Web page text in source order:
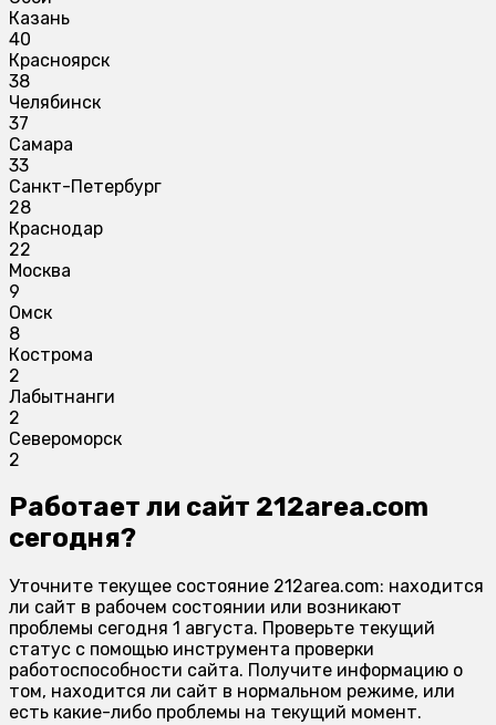
Казань
40
Красноярск
38
Челябинск
37
Самара
33
Санкт-Петербург
28
Краснодар
22
Москва
9
Омск
8
Кострома
2
Лабытнанги
2
Североморск
2
Работает ли сайт 212area.com
сегодня?
Уточните текущее состояние 212area.com: находится
ли сайт в рабочем состоянии или возникают
проблемы сегодня 1 августа. Проверьте текущий
статус с помощью инструмента проверки
работоспособности сайта. Получите информацию о
том, находится ли сайт в нормальном режиме, или
есть какие-либо проблемы на текущий момент.